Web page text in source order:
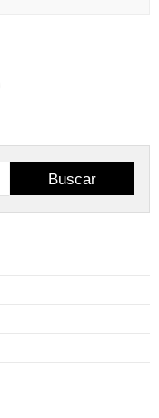
Buscar